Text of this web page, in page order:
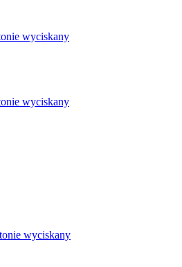
wyciskany
wyciskany
wyciskany